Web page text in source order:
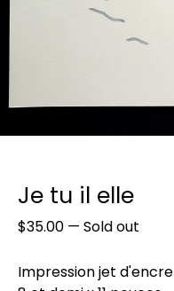
Je tu il elle
$35.00 — Sold out
Impression jet d'encre